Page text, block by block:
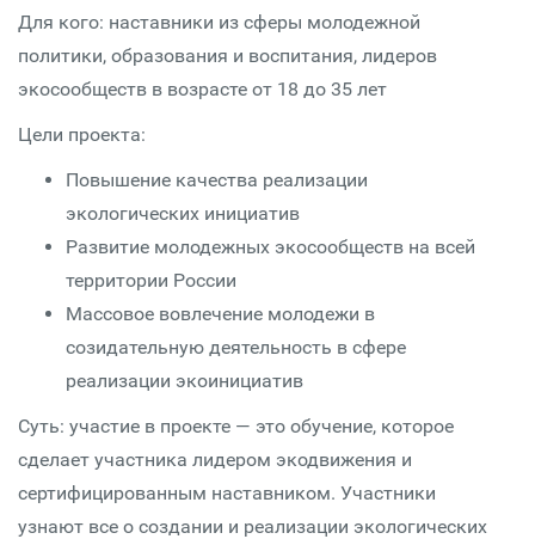
Для кого: наставники из сферы молодежной
политики, образования и воспитания, лидеров
экосообществ в возрасте от 18 до 35 лет
Цели проекта:
Повышение качества реализации
экологических инициатив
Развитие молодежных экосообществ на всей
территории России
Массовое вовлечение молодежи в
созидательную деятельность в сфере
реализации экоинициатив
Суть: участие в проекте — это обучение, которое
сделает участника лидером экодвижения и
сертифицированным наставником. Участники
узнают все о создании и реализации экологических